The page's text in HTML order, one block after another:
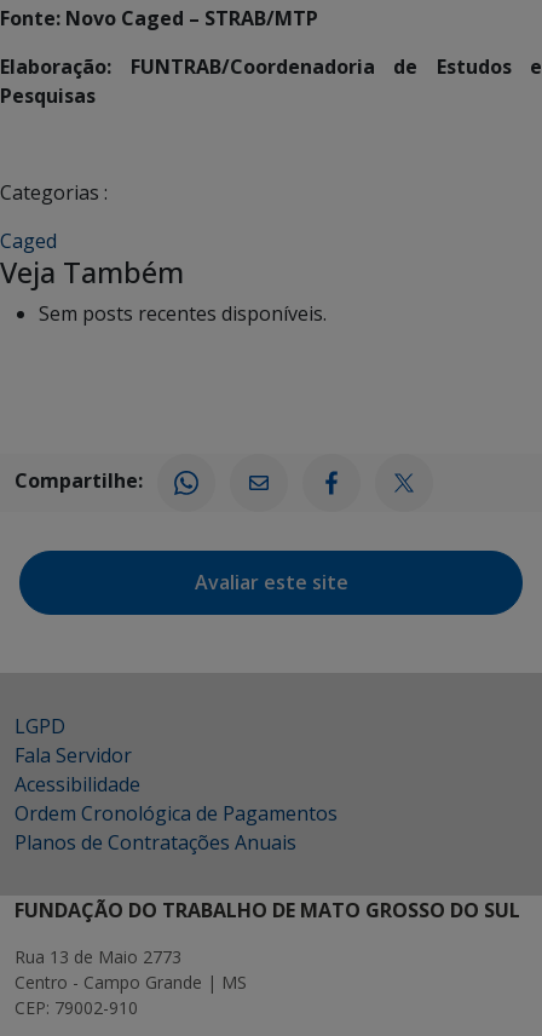
Fonte: Novo Caged – STRAB/MTP
Elaboração: FUNTRAB/Coordenadoria de Estudos e
Pesquisas
Categorias :
Caged
Veja Também
Sem posts recentes disponíveis.
Compartilhe:
Avaliar este site
LGPD
Fala Servidor
Acessibilidade
Ordem Cronológica de Pagamentos
Planos de Contratações Anuais
FUNDAÇÃO DO TRABALHO DE MATO GROSSO DO SUL
Rua 13 de Maio 2773
Centro - Campo Grande | MS
CEP: 79002-910